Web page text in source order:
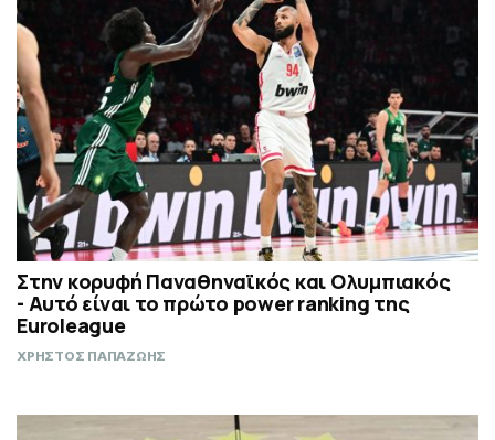
Στην κορυφή Παναθηναϊκός και Ολυμπιακός
- Αυτό είναι το πρώτο power ranking της
Euroleague
ΧΡΗΣΤΟΣ ΠΑΠΑΖΩΗΣ